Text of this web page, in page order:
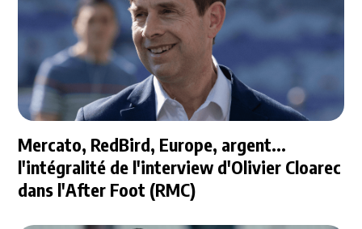
Mercato, RedBird, Europe, argent...
l'intégralité de l'interview d'Olivier Cloarec
dans l'After Foot (RMC)